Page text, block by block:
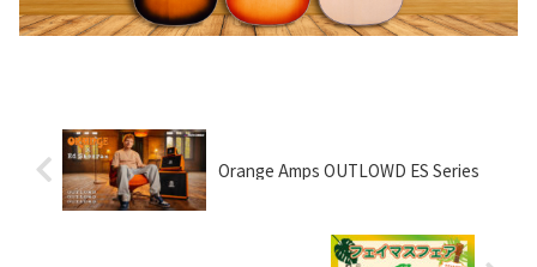
Orange Amps OUTLOWD ES Series